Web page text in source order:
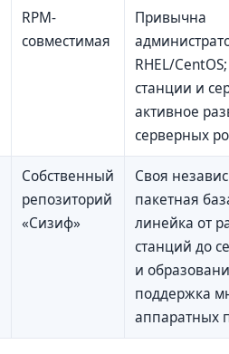
RPM-
совместимая
Привычна
RHEL/
станции и
активное
серверных
Собственный
репозиторий
«Сизиф»
Своя
пакетная
линейка от
станций до
и
поддержка
аппаратных